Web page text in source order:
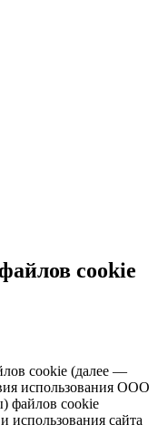
cookie
cookie (далее —
использования ООО
файлов cookie
использования сайта